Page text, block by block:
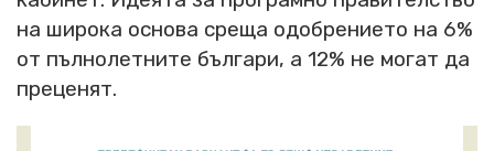
на широка основа среща одобрението на 6%
от пълнолетните българи, а 12% не могат да
преценят.